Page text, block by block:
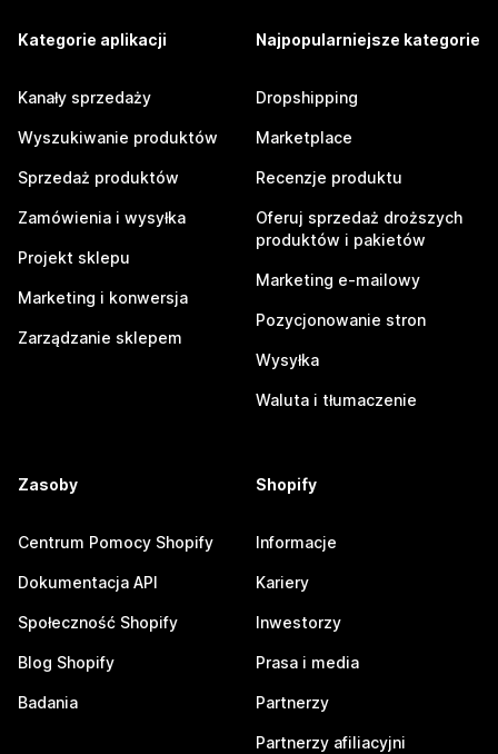
Kategorie aplikacji
Kanały sprzedaży
Wyszukiwanie produktów
Sprzedaż produktów
Zamówienia i wysyłka
Projekt sklepu
Marketing i konwersja
Zarządzanie sklepem
Najpopularniejsze kategorie
Dropshipping
Marketplace
Recenzje produktu
Oferuj sprzedaż droższych
produktów i pakietów
Marketing e-mailowy
Pozycjonowanie stron
Wysyłka
Waluta i tłumaczenie
Zasoby
Centrum Pomocy Shopify
Dokumentacja API
Społeczność Shopify
Blog Shopify
Badania
Shopify
Informacje
Kariery
Inwestorzy
Prasa i media
Partnerzy
Partnerzy afiliacyjni